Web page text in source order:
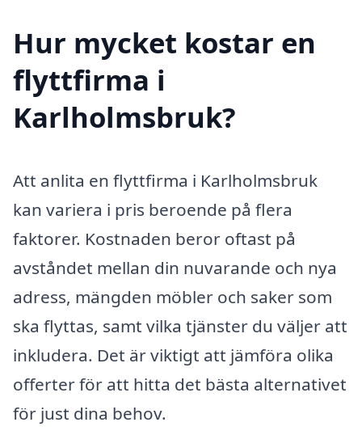
Hur mycket kostar en
flyttfirma i
Karlholmsbruk?
Att anlita en flyttfirma i Karlholmsbruk
kan variera i pris beroende på flera
faktorer. Kostnaden beror oftast på
avståndet mellan din nuvarande och nya
adress, mängden möbler och saker som
ska flyttas, samt vilka tjänster du väljer att
inkludera. Det är viktigt att jämföra olika
offerter för att hitta det bästa alternativet
för just dina behov.